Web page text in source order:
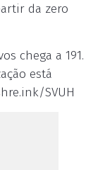
da zero
chega a 191.
está
SVUH